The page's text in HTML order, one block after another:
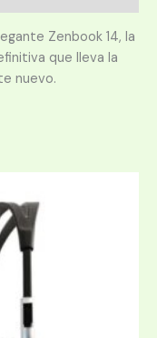
Zenbook 14, la
que lleva la
nuevo.